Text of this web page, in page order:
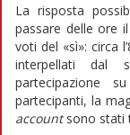
La risposta
passare delle ore
voti del «sì»: circa
interpellati dal
partecipazione
partecipanti, la
accountsono stati